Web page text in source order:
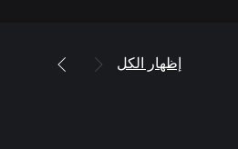
إظهار الكل